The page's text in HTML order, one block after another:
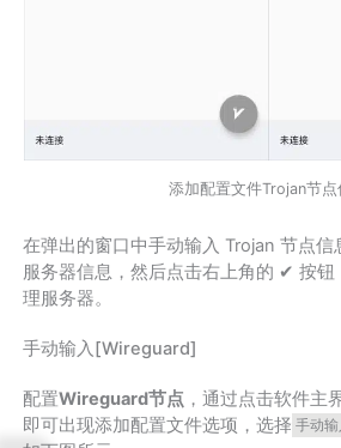
添加配置文件Trojan节点
在弹出的窗口中手动输入 Trojan 节点信
服务器信息，然后点击右上角的 ✔ 按钮
理服务器。
手动输入[Wireguard]
配置Wireguard节点 ，通过点击软件主
即可出现添加配置文件选项，选择 手动